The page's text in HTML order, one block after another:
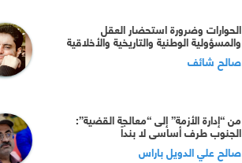
الحوارات وضرورة استحضار العقل
والمسؤولية الوطنية والتاريخية والأخلاقية
صالح شائف
من “إدارة الأزمة” إلى “معالجة القضية”:
الجنوب طرف أساسي لا بنداً
صالح علي الدويل باراس